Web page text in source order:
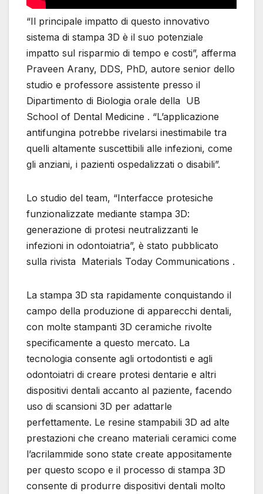
“Il principale impatto di questo innovativo
sistema di stampa 3D è il suo potenziale
impatto sul risparmio di tempo e costi”, afferma
Praveen Arany, DDS, PhD, autore senior dello
studio e professore assistente presso il
Dipartimento di Biologia orale della UB
School of Dental Medicine . “L’applicazione
antifungina potrebbe rivelarsi inestimabile tra
quelli altamente suscettibili alle infezioni, come
gli anziani, i pazienti ospedalizzati o disabili”.
Lo studio del team, “Interfacce protesiche
funzionalizzate mediante stampa 3D:
generazione di protesi neutralizzanti le
infezioni in odontoiatria”, è stato pubblicato
sulla rivista Materials Today Communications .
La stampa 3D sta rapidamente conquistando il
campo della produzione di apparecchi dentali,
con molte stampanti 3D ceramiche rivolte
specificamente a questo mercato. La
tecnologia consente agli ortodontisti e agli
odontoiatri di creare protesi dentarie e altri
dispositivi dentali accanto al paziente, facendo
uso di scansioni 3D per adattarle
perfettamente. Le resine stampabili 3D ad alte
prestazioni che creano materiali ceramici come
l’acrilammide sono state create appositamente
per questo scopo e il processo di stampa 3D
consente di produrre dispositivi dentali molto